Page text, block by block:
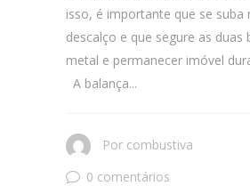
isso, é importante que se suba
descalço e que segure as duas
metal e permanecer imóvel
A balança...
Por combustiva
0 comentários